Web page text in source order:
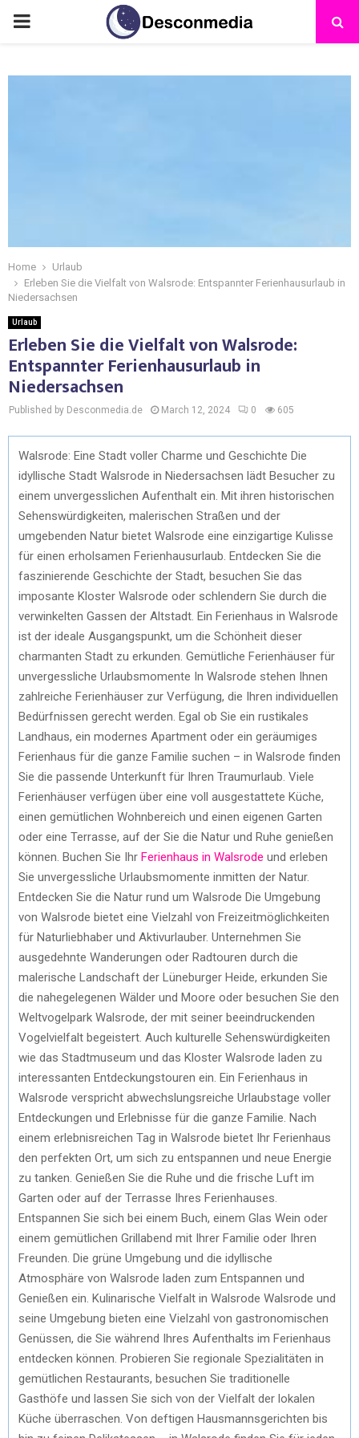
Home
Urlaub
Erleben Sie die Vielfalt von Walsrode: Entspannter Ferienhausurlaub in
Niedersachsen
Urlaub
Erleben Sie die Vielfalt von Walsrode:
Entspannter Ferienhausurlaub in
Niedersachsen
Published by Desconmedia.de March 12, 2024 0 605
Walsrode: Eine Stadt voller Charme und Geschichte Die
idyllische Stadt Walsrode in Niedersachsen lädt Besucher zu
einem unvergesslichen Aufenthalt ein. Mit ihren historischen
Sehenswürdigkeiten, malerischen Straßen und der
umgebenden Natur bietet Walsrode eine einzigartige Kulisse
für einen erholsamen Ferienhausurlaub. Entdecken Sie die
faszinierende Geschichte der Stadt, besuchen Sie das
imposante Kloster Walsrode oder schlendern Sie durch die
verwinkelten Gassen der Altstadt. Ein Ferienhaus in Walsrode
ist der ideale Ausgangspunkt, um die Schönheit dieser
charmanten Stadt zu erkunden. Gemütliche Ferienhäuser für
unvergessliche Urlaubsmomente In Walsrode stehen Ihnen
zahlreiche Ferienhäuser zur Verfügung, die Ihren individuellen
Bedürfnissen gerecht werden. Egal ob Sie ein rustikales
Landhaus, ein modernes Apartment oder ein geräumiges
Ferienhaus für die ganze Familie suchen – in Walsrode finden
Sie die passende Unterkunft für Ihren Traumurlaub. Viele
Ferienhäuser verfügen über eine voll ausgestattete Küche,
einen gemütlichen Wohnbereich und einen eigenen Garten
oder eine Terrasse, auf der Sie die Natur und Ruhe genießen
können. Buchen Sie Ihr Ferienhaus in Walsrode und erleben
Sie unvergessliche Urlaubsmomente inmitten der Natur.
Entdecken Sie die Natur rund um Walsrode Die Umgebung
von Walsrode bietet eine Vielzahl von Freizeitmöglichkeiten
für Naturliebhaber und Aktivurlauber. Unternehmen Sie
ausgedehnte Wanderungen oder Radtouren durch die
malerische Landschaft der Lüneburger Heide, erkunden Sie
die nahegelegenen Wälder und Moore oder besuchen Sie den
Weltvogelpark Walsrode, der mit seiner beeindruckenden
Vogelvielfalt begeistert. Auch kulturelle Sehenswürdigkeiten
wie das Stadtmuseum und das Kloster Walsrode laden zu
interessanten Entdeckungstouren ein. Ein Ferienhaus in
Walsrode verspricht abwechslungsreiche Urlaubstage voller
Entdeckungen und Erlebnisse für die ganze Familie. Nach
einem erlebnisreichen Tag in Walsrode bietet Ihr Ferienhaus
den perfekten Ort, um sich zu entspannen und neue Energie
zu tanken. Genießen Sie die Ruhe und die frische Luft im
Garten oder auf der Terrasse Ihres Ferienhauses.
Entspannen Sie sich bei einem Buch, einem Glas Wein oder
einem gemütlichen Grillabend mit Ihrer Familie oder Ihren
Freunden. Die grüne Umgebung und die idyllische
Atmosphäre von Walsrode laden zum Entspannen und
Genießen ein. Kulinarische Vielfalt in Walsrode Walsrode und
seine Umgebung bieten eine Vielzahl von gastronomischen
Genüssen, die Sie während Ihres Aufenthalts im Ferienhaus
entdecken können. Probieren Sie regionale Spezialitäten in
gemütlichen Restaurants, besuchen Sie traditionelle
Gasthöfe und lassen Sie sich von der Vielfalt der lokalen
Küche überraschen. Von deftigen Hausmannsgerichten bis